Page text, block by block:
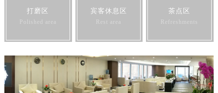
打磨区
Polished area
宾客休息区
Rest area
茶点区
Refreshments